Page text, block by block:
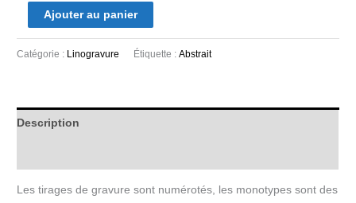
Ajouter au panier
Catégorie : Linogravure Étiquette :Abstrait
Description
Les tirages de gravure sont numérotés, les monotypes sont des